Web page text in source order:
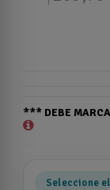
*** DEBE
Seleccione